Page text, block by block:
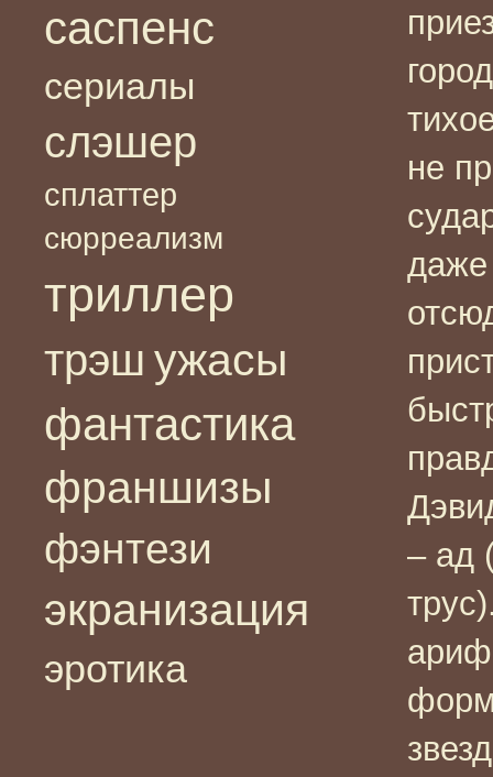
саспенс
сериалы
слэшер
сплаттер
сюрреализм
триллер
трэш ужасы
фантастика
франшизы
фэнтези
экранизация
эротика
не
даже
– ад